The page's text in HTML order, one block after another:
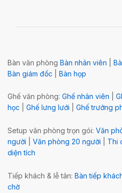
Bàn văn phòng Bàn nhân viên
Bàn giám đốc
Bàn họp
Ghế văn phòng: Ghế nhân viên
học
Ghế lưng lưới Ghế trưởng
Setup văn phòng trọn gói: Văn
người
Văn phòng 20 người Thi
diện tích
Tiếp khách & lễ tân: Bàn tiếp
chờ